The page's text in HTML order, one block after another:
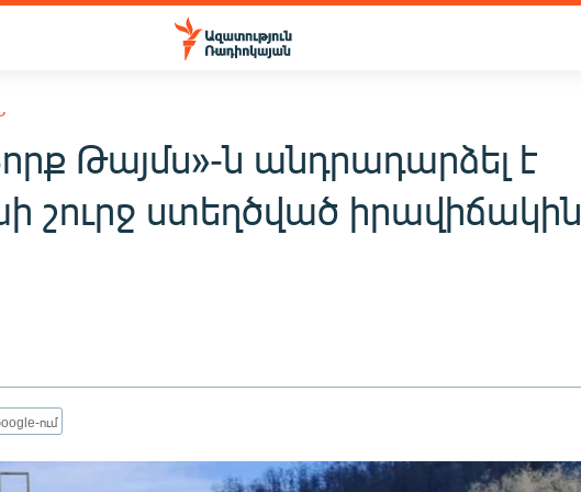
Թայմս»-ն անդրադարձել է
շուրջ ստեղծված իրավիճակին
ում